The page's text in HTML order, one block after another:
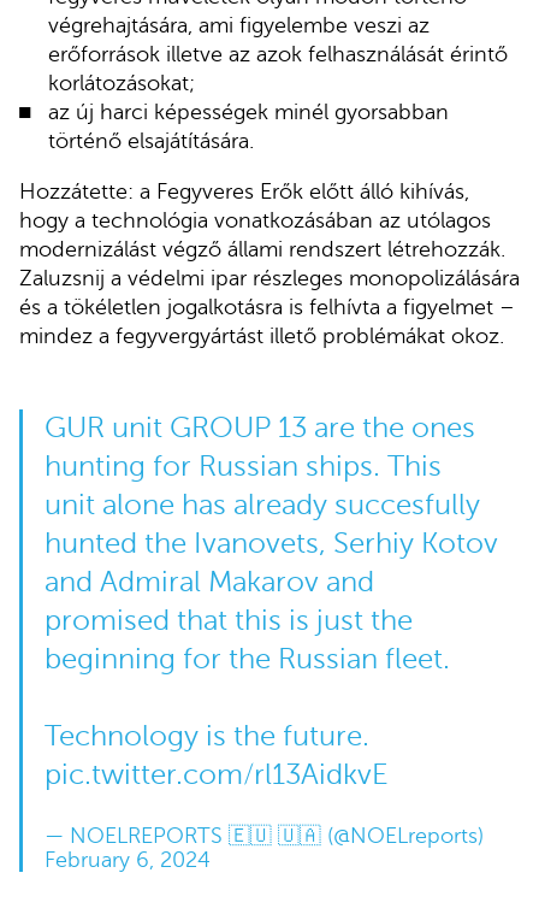
végrehajtására, ami figyelembe veszi az
erőforrások illetve az azok felhasználását érintő
korlátozásokat;
az új harci képességek minél gyorsabban
történő elsajátítására.
Hozzátette: a Fegyveres Erők előtt álló kihívás,
hogy a technológia vonatkozásában az utólagos
modernizálást végző állami rendszert létrehozzák.
Zaluzsnij a védelmi ipar részleges monopolizálására
és a tökéletlen jogalkotásra is felhívta a figyelmet –
mindez a fegyvergyártást illető problémákat okoz.
GUR unit GROUP 13 are the ones
hunting for Russian ships. This
unit alone has already succesfully
hunted the Ivanovets, Serhiy Kotov
and Admiral Makarov and
promised that this is just the
beginning for the Russian fleet.
Technology is the future.
pic.twitter.com/rl13AidkvE
— NOELREPORTS 🇪🇺 🇺🇦 (@NOELreports)
February 6, 2024